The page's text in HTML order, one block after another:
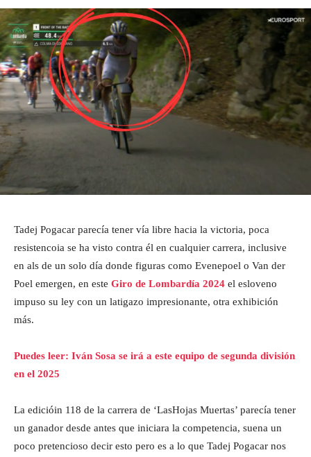
Tadej Pogacar parecía tener vía libre hacia la victoria, poca
resistencoia se ha visto contra él en cualquier carrera, inclusive
en als de un solo día donde figuras como Evenepoel o Van der
Poel emergen, en este Giro de Lombardía 2024 el esloveno
impuso su ley con un latigazo impresionante, otra exhibición
más.
Puedes leer: Iván Sosa se irá a este equipo de segunda división
en el 2025
La edicióin 118 de la carrera de ‘LasHojas Muertas’ parecía tener
un ganador desde antes que iniciara la competencia, suena un
poco pretencioso decir esto pero es a lo que Tadej Pogacar nos